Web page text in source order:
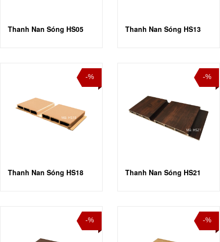
Thanh Nan Sóng HS05 Thanh Nan Sóng HS13
-%
Thanh Nan Sóng HS18
-%
Thanh Nan Sóng HS21
-% -%